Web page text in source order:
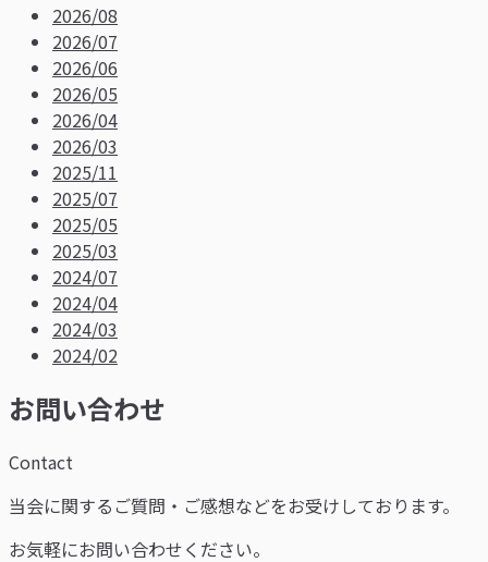
2026/08
2026/07
2026/06
2026/05
2026/04
2026/03
2025/11
2025/07
2025/05
2025/03
2024/07
2024/04
2024/03
2024/02
お問い合わせ
Contact
当会に関するご質問・ご感想などをお受けしております。
お気軽にお問い合わせください。